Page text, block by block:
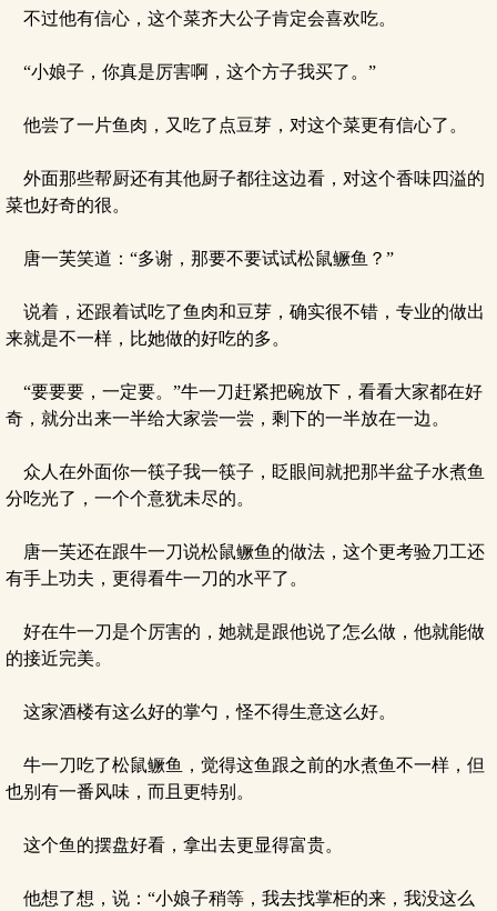
不过他有信心，这个菜齐大公子肯定会喜欢吃。
“小娘子，你真是厉害啊，这个方子我买了。”
他尝了一片鱼肉，又吃了点豆芽，对这个菜更有信心了。
外面那些帮厨还有其他厨子都往这边看，对这个香味四溢的
菜也好奇的很。
唐一芙笑道：“多谢，那要不要试试松鼠鳜鱼？”
说着，还跟着试吃了鱼肉和豆芽，确实很不错，专业的做出
来就是不一样，比她做的好吃的多。
“要要要，一定要。”牛一刀赶紧把碗放下，看看大家都在好
奇，就分出来一半给大家尝一尝，剩下的一半放在一边。
众人在外面你一筷子我一筷子，眨眼间就把那半盆子水煮鱼
分吃光了，一个个意犹未尽的。
唐一芙还在跟牛一刀说松鼠鳜鱼的做法，这个更考验刀工还
有手上功夫，更得看牛一刀的水平了。
好在牛一刀是个厉害的，她就是跟他说了怎么做，他就能做
的接近完美。
这家酒楼有这么好的掌勺，怪不得生意这么好。
牛一刀吃了松鼠鳜鱼，觉得这鱼跟之前的水煮鱼不一样，但
也别有一番风味，而且更特别。
这个鱼的摆盘好看，拿出去更显得富贵。
他想了想，说：“小娘子稍等，我去找掌柜的来，我没这么